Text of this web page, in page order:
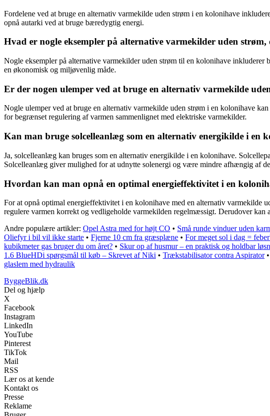
Fordelene ved at bruge en alternativ varmekilde uden strøm i en kolonihave
opnå autarki ved at bruge bæredygtig energi.
Hvad er nogle eksempler på alternative varmekilder uden
Nogle eksempler på alternative varmekilder uden strøm til en kolonihave
en økonomisk og miljøvenlig måde.
Er der nogen ulemper ved at bruge en alternativ varmekilde
Nogle ulemper ved at bruge en alternativ varmekilde uden strøm i en kolonihave
for begrænset regulering af varmen sammenlignet med elektriske varmekilder.
Kan man bruge solcelleanlæg som en alternativ energikilde i en
Ja, solcelleanlæg kan bruges som en alternativ energikilde i en kolonihave.
Solcelleanlæg giver mulighed for at udnytte solenergi og være mindre afhængig af
Hvordan kan man opnå en optimal energieffektivitet i en
For at opnå optimal energieffektivitet i en kolonihave med en alternativ varmekilde
regulere varmen korrekt og vedligeholde varmekilden regelmæssigt. Derudover
Andre populære artikler: Opel Astra med for højt CO • Små runde vinduer uden
Oliefyr i bil vil ikke starte • Fjerne 10 cm fra græsplæne • For meget sol i dag =
kubikmeter gas bruger du om året? • Skur op af husmur – en praktisk og holdbar
1.6 BlueHDi spørgsmål til køb – Skrevet af Niki • Trækstabilisator contra Aspirator•
glaslem med hydraulik
ByggeBlik.dk
Del og hjælp
X
Facebook
Instagram
LinkedIn
YouTube
Pinterest
TikTok
Mail
RSS
Lær os at kende
Kontakt os
Presse
Reklame